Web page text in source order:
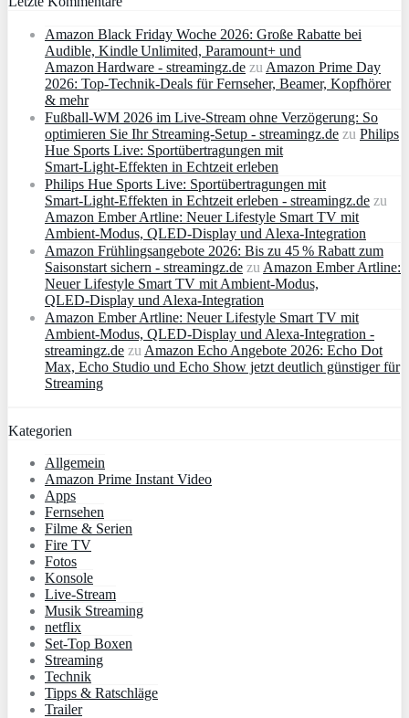
Amazon Black Friday Woche 2026: Große Rabatte bei
Audible, Kindle Unlimited, Paramount+ und
Amazon Hardware - streamingz.de zu Amazon Prime Day
2026: Top-Technik-Deals für Fernseher, Beamer, Kopfhörer
& mehr
Fußball-WM 2026 im Live-Stream ohne Verzögerung: So
optimieren Sie Ihr Streaming-Setup - streamingz.de zu Philips
Hue Sports Live: Sportübertragungen mit
Smart‑Light‑Effekten in Echtzeit erleben
Philips Hue Sports Live: Sportübertragungen mit
Smart‑Light‑Effekten in Echtzeit erleben - streamingz.de zu
Amazon Ember Artline: Neuer Lifestyle Smart TV mit
Ambient‑Modus, QLED‑Display und Alexa‑Integration
Amazon Frühlingsangebote 2026: Bis zu 45 % Rabatt zum
Saisonstart sichern - streamingz.de zu Amazon Ember Artline:
Neuer Lifestyle Smart TV mit Ambient‑Modus,
QLED‑Display und Alexa‑Integration
Amazon Ember Artline: Neuer Lifestyle Smart TV mit
Ambient‑Modus, QLED‑Display und Alexa‑Integration -
streamingz.de zu Amazon Echo Angebote 2026: Echo Dot
Max, Echo Studio und Echo Show jetzt deutlich günstiger für
Streaming
Kategorien
Allgemein
Amazon Prime Instant Video
Apps
Fernsehen
Filme & Serien
Fire TV
Fotos
Konsole
Live-Stream
Musik Streaming
netflix
Set-Top Boxen
Streaming
Technik
Tipps & Ratschläge
Trailer